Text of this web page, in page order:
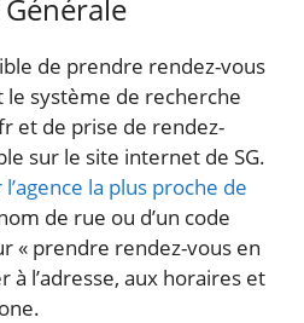
de prendre rendez-vous
le système de recherche
et de prise de rendez-
sur le site internet de SG.
la plus proche de
de rue ou d’un code
« prendre rendez-vous en
à l’adresse, aux horaires et